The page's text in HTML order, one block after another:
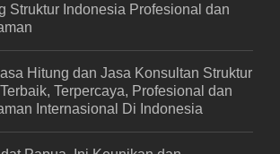
Struktur Indonesia Profesional dan
Hitung dan Jasa Konsultan Struktur
Terpercaya, Profesional dan
Internasional Di Indonesia